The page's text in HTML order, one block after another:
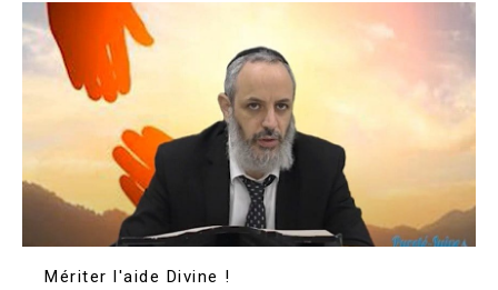
Mériter l'aide Divine !